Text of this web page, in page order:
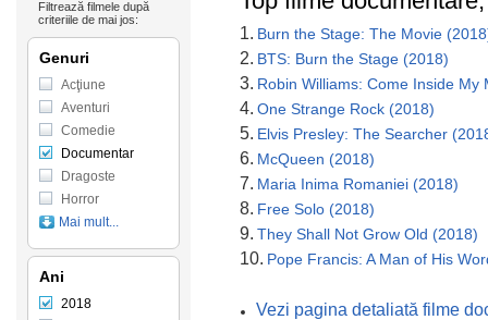
1. Burn the Stage: The Movie
2. BTS: Burn the Stage (2018)
3. Robin Williams: Come Inside My
4. One Strange Rock (2018)
5. Elvis Presley: The Searcher
6. McQueen (2018)
7. Maria Inima Romaniei (2018)
8. Free Solo (2018)
9. They Shall Not Grow Old (2018)
10. Pope Francis: A Man of His
Vezi pagina detaliată filme
Filtrează filmele după
criteriile de mai jos:
Genuri
Acţiune
Aventuri
Comedie
Documentar
Dragoste
Horror
Mai mult...
Ani
2018